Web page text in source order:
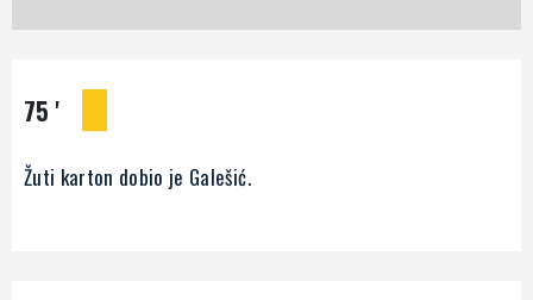
75 '
Žuti karton dobio je Galešić.